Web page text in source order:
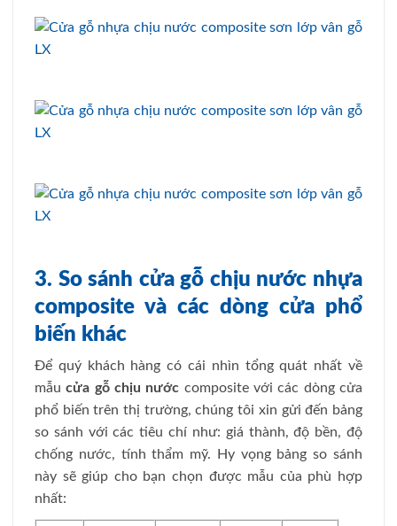
3. So sánh cửa gỗ chịu nước nhựa
composite và các dòng cửa phổ
biến khác
Để quý khách hàng có cái nhìn tổng quát nhất về
mẫucửa gỗ chịu nước composite với các dòng cửa
phổ biến trên thị trường, chúng tôi xin gửi đến bảng
so sánh với các tiêu chí như: giá thành, độ bền, độ
chống nước, tính thẩm mỹ. Hy vọng bảng so sánh
này sẽ giúp cho bạn chọn được mẫu của phù hợp
nhất: